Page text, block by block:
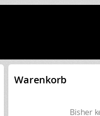
Warenkorb
Bisher